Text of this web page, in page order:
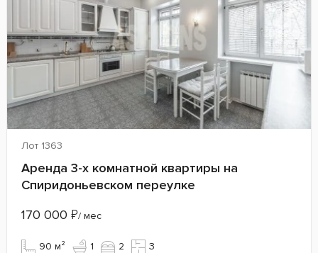
Лот 1363
Аренда 3-х комнатной квартиры на
Спиридоньевском переулке
170 000 ₽/ мес
90 м² 1 2 3